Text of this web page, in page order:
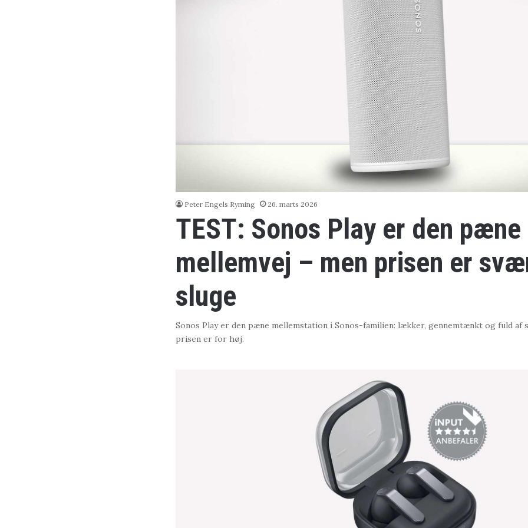
Peter Engels Ryming 26. marts 2026
TEST: Sonos Play er den pæne
mellemvej – men prisen er
sluge
Sonos Play er den pæne mellemstation i Sonos-familien: lækker, gennemtænkt og fuld af
prisen er for høj.